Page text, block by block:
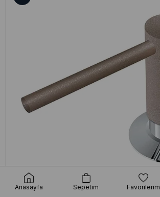
Anasayfa Sepetim Favorilerim